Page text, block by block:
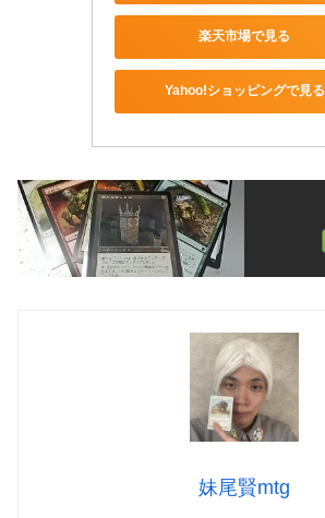
楽天市場で見る
Yahoo!ショッピングで見る
妹尾賢mtg